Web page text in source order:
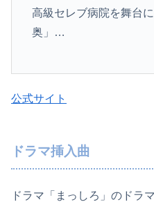
高級セレブ病院を舞台
奥」…
公式サイト
ドラマ挿入曲
ドラマ「まっしろ」のドラ